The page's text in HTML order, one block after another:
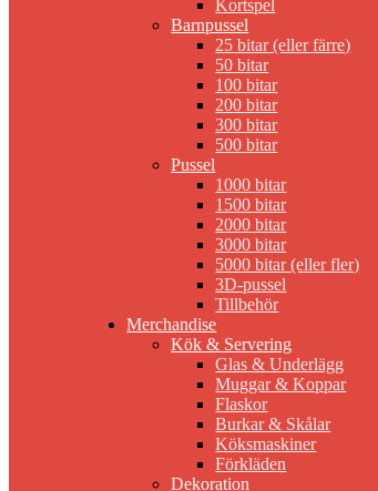
Kortspel
Barnpussel
25 bitar (eller färre)
50 bitar
100 bitar
200 bitar
300 bitar
500 bitar
Pussel
1000 bitar
1500 bitar
2000 bitar
3000 bitar
5000 bitar (eller fler)
3D-pussel
Tillbehör
Merchandise
Kök & Servering
Glas & Underlägg
Muggar & Koppar
Flaskor
Burkar & Skålar
Köksmaskiner
Förkläden
Dekoration